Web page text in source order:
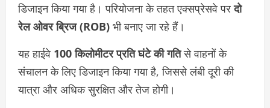
डिजाइन किया गया है। परियोजना के तहत एक्सप्रेसवे परदो
रेल ओवर ब्रिज (ROB) भी बनाए जा रहे हैं।
यह हाईवे 100 किलोमीटर प्रति घंटे की गतिसे वाहनों के
संचालन के लिए डिजाइन किया गया है, जिससे लंबी दूरी की
यात्रा और अधिक सुरक्षित और तेज होगी।